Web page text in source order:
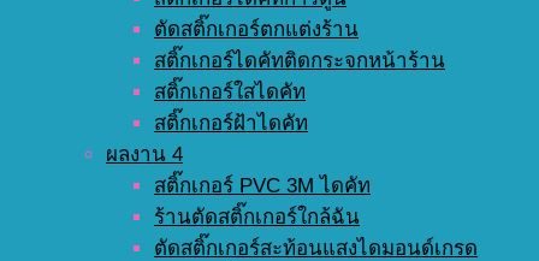
ตัดสติ๊กเกอร์ตกแต่งร้าน
สติ๊กเกอร์ไดคัทติดกระจกหน้าร้าน
สติ๊กเกอร์ใสไดคัท
สติ๊กเกอร์ฝ้าไดคัท
ผลงาน 4
สติ๊กเกอร์ PVC 3M ไดคัท
ร้านตัดสติ๊กเกอร์ใกล้ฉัน
ตัดสติ๊กเกอร์สะท้อนแสงไดมอนด์เกรด